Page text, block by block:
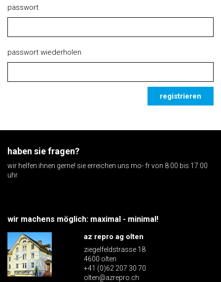
passwort
passwort wiederholen
registrieren
haben sie fragen?
wir helfen ihnen gerne! sie erreichen uns mo- fr von 8:00 bis 17:00
uhr
wir machens möglich: maximal - minimal!
az repro ag olten
ziegelfeldstrasse 18
4600 olten
+41 (0)62 207 30 70
olten@azrepro.ch